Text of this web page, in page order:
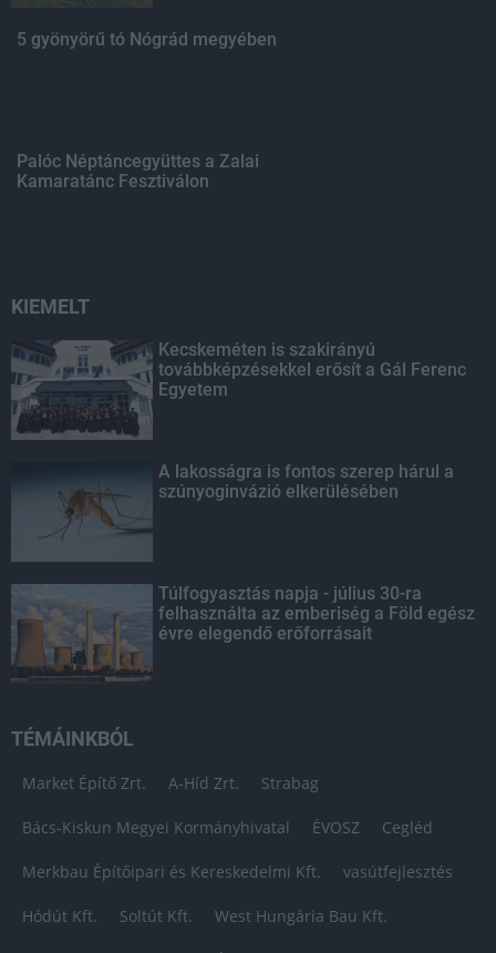
5 gyönyörű tó Nógrád megyében
Palóc Néptáncegyüttes a Zalai
Kamaratánc Fesztiválon
KIEMELT
Kecskeméten is szakirányú
továbbképzésekkel erősít a Gál Ferenc
Egyetem
A lakosságra is fontos szerep hárul a
szúnyoginvázió elkerülésében
Túlfogyasztás napja - július 30-ra
felhasználta az emberiség a Föld egész
évre elegendő erőforrásait
TÉMÁINKBÓL
Market Építő Zrt. A-Híd Zrt. Strabag
Bács-Kiskun Megyei Kormányhivatal ÉVOSZ Cegléd
Merkbau Építőipari és Kereskedelmi Kft. vasútfejlesztés
Hódút Kft. Soltút Kft. West Hungária Bau Kft.